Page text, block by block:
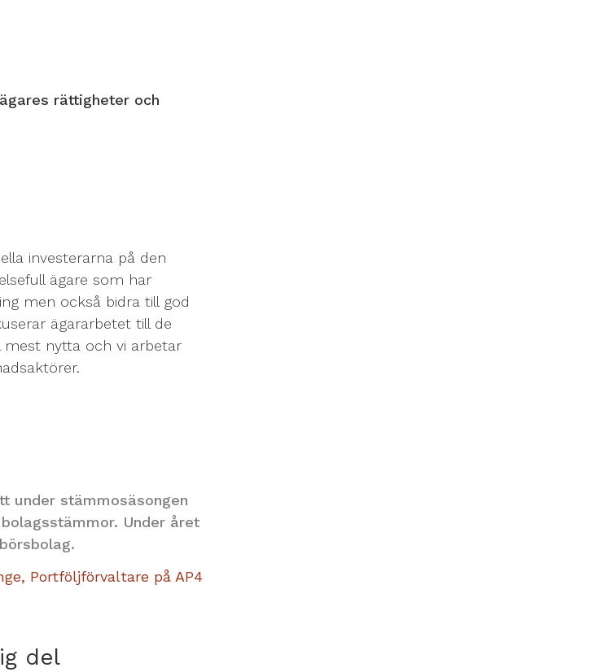
rättigheter och
investerarna på den
ägare som har
men också bidra till god
ägararbetet till de
nytta och vi arbetar
under stämmosäsongen
Under året
Portföljförvaltare på AP4
del